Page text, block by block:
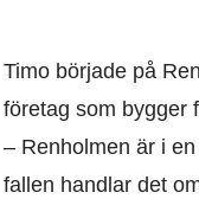
Timo började på
företag som bygger
– Renholmen är i
fallen handlar det